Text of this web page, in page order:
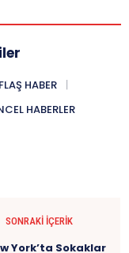
FLAŞ HABER
HABERLER
SONRAKI İÇERIK